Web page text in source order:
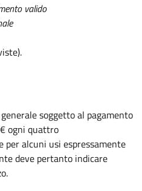
valido
soggetto al pagamento
ogni quattro
per alcuni usi espressamente
deve pertanto indicare